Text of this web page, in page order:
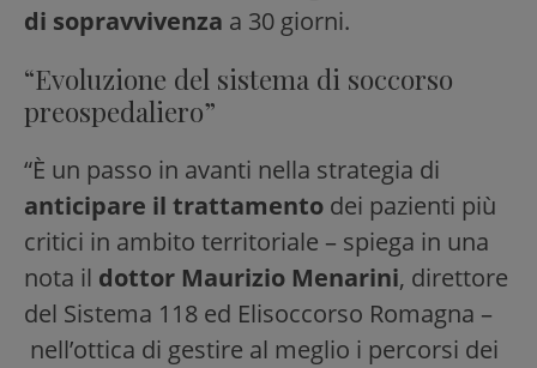
di sopravvivenza a 30 giorni.
“Evoluzione del sistema di soccorso
preospedaliero”
“È un passo in avanti nella strategia di
anticipare il trattamento dei pazienti più
critici in ambito territoriale – spiega in una
nota il dottor Maurizio Menarini, direttore
del Sistema 118 ed Elisoccorso Romagna –
nell’ottica di gestire al meglio i percorsi dei